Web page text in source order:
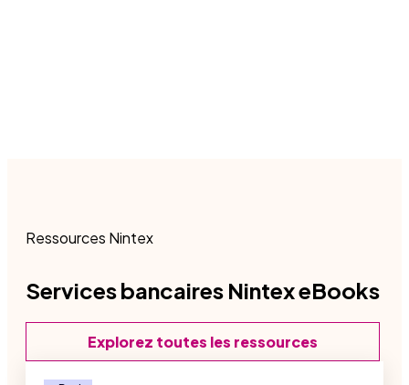
Ressources Nintex
Services bancaires Nintex eBooks
Explorez toutes les ressources